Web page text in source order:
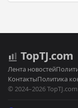
TopTJ.com
Лента новостей
КонтактыПолитика
© 2024–2026 TopTJ.com